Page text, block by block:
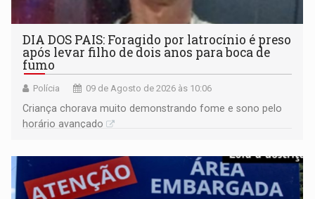
DIA DOS PAIS: Foragido por latrocínio é preso
após levar filho de dois anos para boca de
fumo
Polícia 09 de Agosto de 2026 às 10:06
Criança chorava muito demonstrando fome e sono pelo
horário avançado